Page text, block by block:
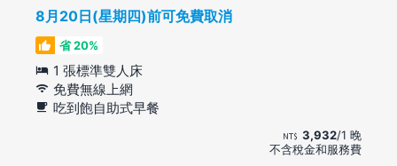
8月20日(星期四)前可免費取消
省 20%
1 張標準雙人床
免費無線上網
吃到飽自助式早餐
3,932/1 晚
不含稅金和服務費